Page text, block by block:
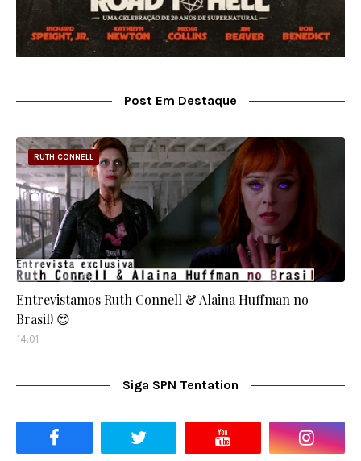
Post Em Destaque
RUTH CONNELL
Entrevistamos Ruth Connell & Alaina Huffman no
Brasil! 😍
14:01
Siga SPN Tentation